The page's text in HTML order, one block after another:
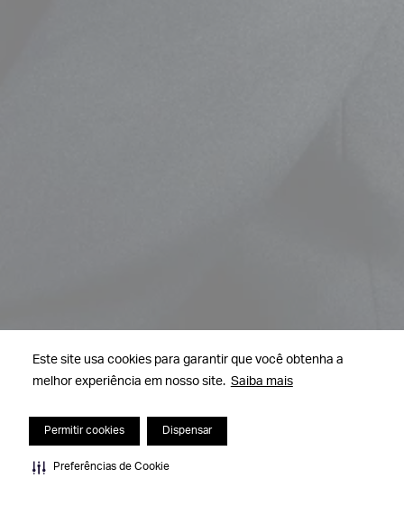
Este site usa cookies para garantir que você obtenha a
melhor experiência em nosso site. Saiba mais
Permitir cookies Dispensar
Preferências de Cookie